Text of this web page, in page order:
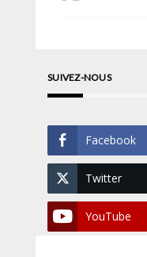
SUIVEZ-NOUS
Facebook
Twitter
YouTube